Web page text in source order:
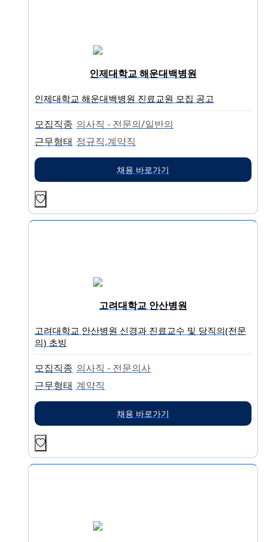
인제대학교 해운대백병원
인제대학교 해운대백병원 진료교원 모집 공고
모집직종 의사직 - 전문의/일반의
근무형태 정규직,계약직
채용 바로가기
고려대학교 안산병원
고려대학교 안산병원 신경과 진료교수 및 당직의(전문
의) 초빙
모집직종 의사직 - 전문의사
근무형태 계약직
채용 바로가기